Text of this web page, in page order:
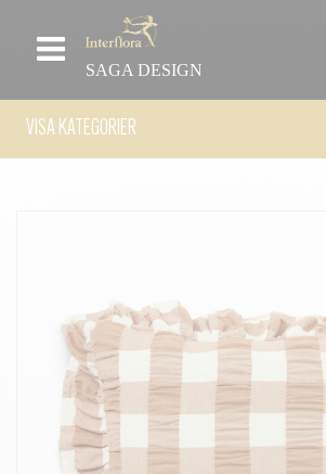
SAGA DESIGN
VISA KATEGORIER